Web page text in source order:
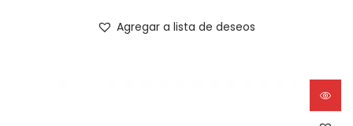
Agregar a lista de deseos